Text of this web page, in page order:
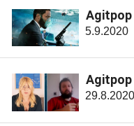
Agitpop
5.9.2020
Agitpop
29.8.2020